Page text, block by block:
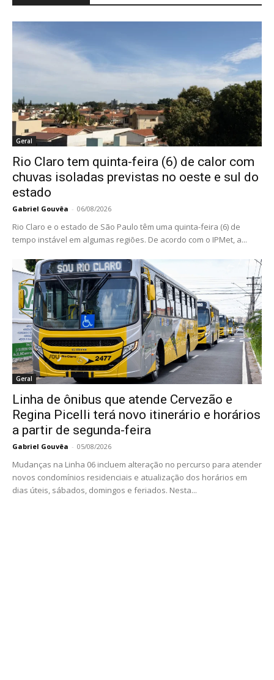
Geral
Rio Claro tem quinta-feira (6) de calor com
chuvas isoladas previstas no oeste e sul do
estado
Gabriel Gouvêa - 06/08/2026
Rio Claro e o estado de São Paulo têm uma quinta-feira (6) de
tempo instável em algumas regiões. De acordo com o IPMet, a...
Geral
Linha de ônibus que atende Cervezão e
Regina Picelli terá novo itinerário e horários
a partir de segunda-feira
Gabriel Gouvêa - 05/08/2026
Mudanças na Linha 06 incluem alteração no percurso para atender
novos condomínios residenciais e atualização dos horários em
dias úteis, sábados, domingos e feriados. Nesta...